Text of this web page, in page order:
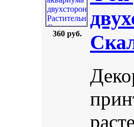
360 руб.